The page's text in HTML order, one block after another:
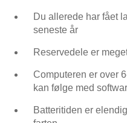
Du allerede har fået
seneste år
Reservedele er
Computeren er over
kan følge med
Batteritiden er